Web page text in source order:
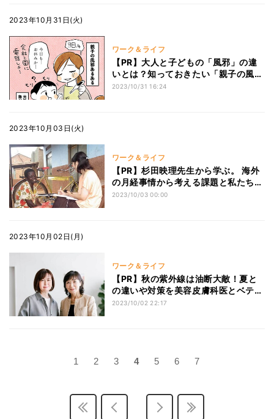
2023年10月31日(火)
ワーク＆ライフ
【PR】大人と子どもの「風邪」の違
いとは？知っておきたい「親子の風
邪」の原因・対策のポイント
2023/10/31 16:24
2023年10月03日(火)
ワーク＆ライフ
【PR】杉田映理先生から学ぶ。 海外
の月経事情から考える課題と私たちに
できること。
2023/10/03 00:00
2023年10月02日(月)
ワーク＆ライフ
【PR】秋の紫外線は油断大敵！夏と
の違いや対策を美容皮膚科医とベテラ
ン美容ジャーナリストに聞く
2023/10/02 22:17
1 2 3 4 5 6 7